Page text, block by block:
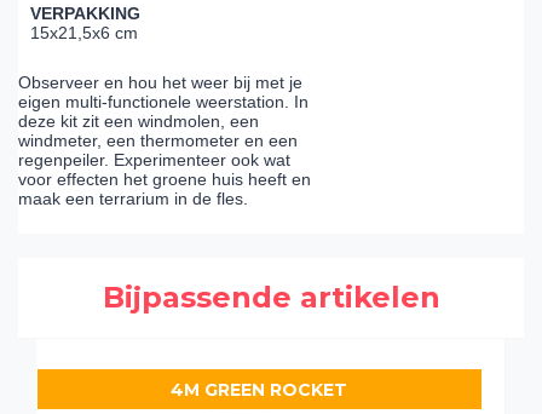
VERPAKKING
15x21,5x6 cm
Observeer en hou het weer bij met je
eigen multi-functionele weerstation. In
deze kit zit een windmolen, een
windmeter, een thermometer en een
regenpeiler. Experimenteer ook wat
voor effecten het groene huis heeft en
maak een terrarium in de fles.
Bijpassende artikelen
4M GREEN ROCKET